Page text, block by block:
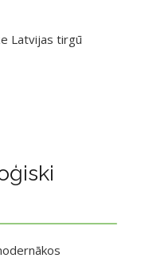
Latvijas tirgū